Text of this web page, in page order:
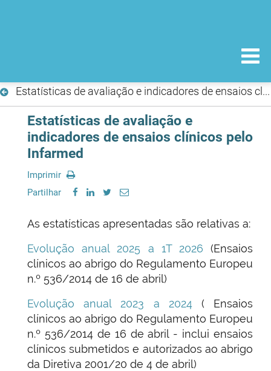
Estatísticas de avaliação e indicadores de ensaios clínicos pelo Infarmed
Estatísticas de avaliação e
indicadores de ensaios clínicos pelo
Infarmed
Imprimir
Partilhar
As estatísticas apresentadas são relativas a:
Evolução anual 2025 a 1T 2026 (Ensaios
clínicos ao abrigo do Regulamento Europeu
n.º 536/2014 de 16 de abril)
Evolução anual 2023 a 2024 ( Ensaios
clínicos ao abrigo do Regulamento Europeu
n.º 536/2014 de 16 de abril - inclui ensaios
clínicos submetidos e autorizados ao abrigo
da Diretiva 2001/20 de 4 de abril)